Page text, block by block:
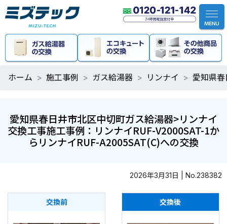
ホーム 施工事例 ガス給湯器 リンナイ 愛知県
愛知県春日井市北区中切町ガス給湯器>リンナイ
交換工事施工事例：リンナイRUF-V2000SAT-1か
らリンナイRUF-A2005SAT(C)への交換
2026年3月31日 | No.238382
交換前 交換後